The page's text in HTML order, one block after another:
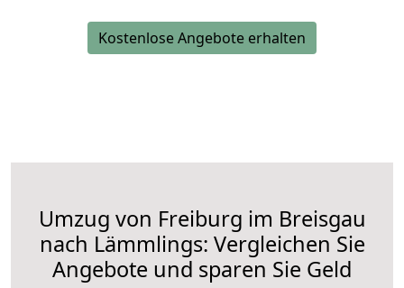
Kostenlose Angebote erhalten
Umzug von Freiburg im Breisgau
nach Lämmlings: Vergleichen Sie
Angebote und sparen Sie Geld